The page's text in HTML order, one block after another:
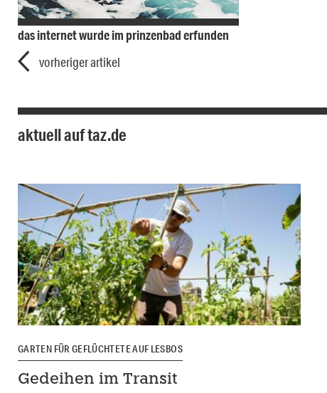
das internet wurde im prinzenbad erfunden
vorheriger artikel
aktuell auf taz.de
GARTEN FÜR GEFLÜCHTETE AUF LESBOS
Gedeihen im Transit